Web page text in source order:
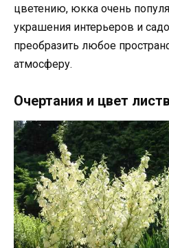
цветению, юкка очень
украшения интерьеров и
преобразить любое
атмосферу.
Очертания и цвет